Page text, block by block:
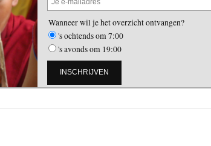
Wanneer wil je het overzicht ontvangen?
's ochtends om 7:00
's avonds om 19:00